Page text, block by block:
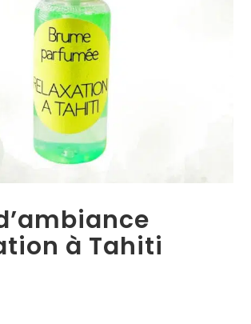
à Tahiti